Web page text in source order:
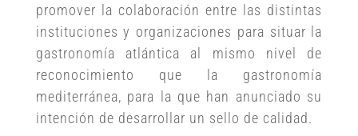
promover la colaboración entre las distintas
instituciones y organizaciones para situar la
gastronomía atlántica al mismo nivel de
reconocimiento que la gastronomía
mediterránea, para la que han anunciado su
intención de desarrollar un sello de calidad.